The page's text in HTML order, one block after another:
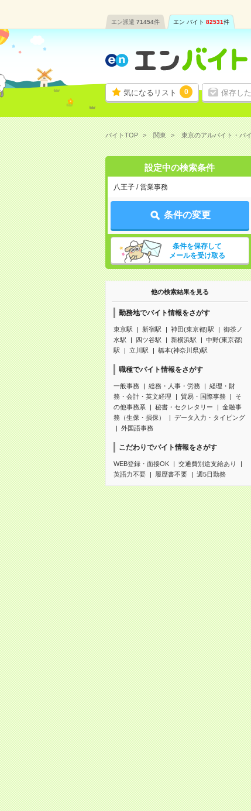
エン派遣 71454件 エン バイト 82531件
気になるリスト 0 保存し
バイトTOP 関東 東京のアルバイト・バ
設定中の検索条件
八王子 / 営業事務
条件の変更
条件を保存して
メールを受け取る
他の検索結果を見る
勤務地でバイト情報をさがす
東京駅 新宿駅 神田(東京都)駅
御茶ノ
水駅
四ツ谷駅 新横浜駅
中野(東京都)
駅
立川駅 橋本(神奈川県)駅
職種でバイト情報をさがす
一般事務 総務・人事・労務
経理・財
務・会計・英文経理
貿易・国際事務
そ
の他事務系
秘書・セクレタリー
金融事
務（生保・損保）
データ入力・タイピング
外国語事務
こだわりでバイト情報をさがす
WEB登録・面接OK
交通費別途支給あり
英語力不要
履歴書不要 週5日勤務